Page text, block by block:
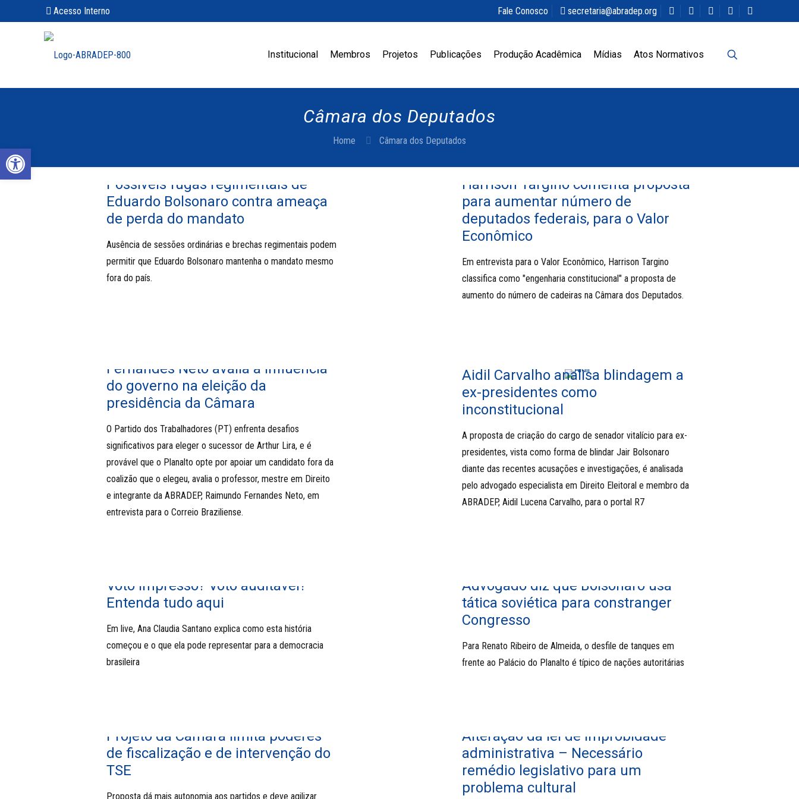
Abrir a barra de ferramentas
Acesso Interno Fale Conosco secretaria@abradep.org
Institucional Membros Projetos Publicações Produção Acadêmica Mídias Atos Normativos
Câmara dos Deputados
Home Câmara dos Deputados
Possíveis fugas regimentais de
Eduardo Bolsonaro contra ameaça
de perda do mandato
Ausência de sessões ordinárias e brechas regimentais podem
permitir que Eduardo Bolsonaro mantenha o mandato mesmo
fora do país.
Harrison Targino comenta proposta
para aumentar número de
deputados federais, para o Valor
Econômico
Em entrevista para o Valor Econômico, Harrison Targino
classifica como "engenharia constitucional" a proposta de
aumento do número de cadeiras na Câmara dos Deputados.
Fernandes Neto avalia a influência
do governo na eleição da
presidência da Câmara
O Partido dos Trabalhadores (PT) enfrenta desafios
significativos para eleger o sucessor de Arthur Lira, e é
provável que o Planalto opte por apoiar um candidato fora da
coalizão que o elegeu, avalia o professor, mestre em Direito
e integrante da ABRADEP, Raimundo Fernandes Neto, em
entrevista para o Correio Braziliense.
Aidil Carvalho analisa blindagem a
ex-presidentes como
inconstitucional
A proposta de criação do cargo de senador vitalício para ex-
presidentes, vista como forma de blindar Jair Bolsonaro
diante das recentes acusações e investigações, é analisada
pelo advogado especialista em Direito Eleitoral e membro da
ABRADEP, Aidil Lucena Carvalho, para o portal R7
Voto impresso? Voto auditável?
Entenda tudo aqui
Em live, Ana Claudia Santano explica como esta história
começou e o que ela pode representar para a democracia
brasileira
Advogado diz que Bolsonaro usa
tática soviética para constranger
Congresso
Para Renato Ribeiro de Almeida, o desfile de tanques em
frente ao Palácio do Planalto é típico de nações autoritárias
Projeto da Câmara limita poderes
de fiscalização e de intervenção do
TSE
Proposta dá mais autonomia aos partidos e deve agilizar
Alteração da lei de improbidade
administrativa – Necessário
remédio legislativo para um
problema cultural